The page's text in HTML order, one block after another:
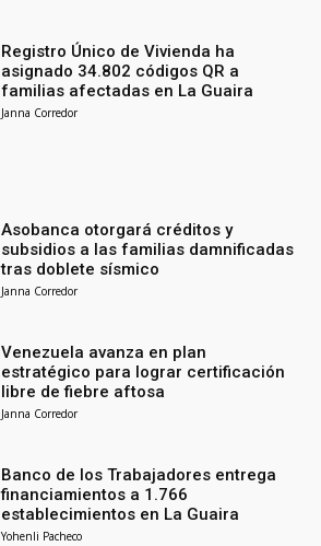
Registro Único de Vivienda ha
asignado 34.802 códigos QR a
familias afectadas en La Guaira
Janna Corredor
Asobanca otorgará créditos y
subsidios a las familias damnificadas
tras doblete sísmico
Janna Corredor
Venezuela avanza en plan
estratégico para lograr certificación
libre de fiebre aftosa
Janna Corredor
Banco de los Trabajadores entrega
financiamientos a 1.766
establecimientos en La Guaira
Yohenli Pacheco